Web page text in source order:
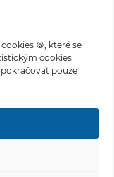
🍪, které se
cookies
pouze